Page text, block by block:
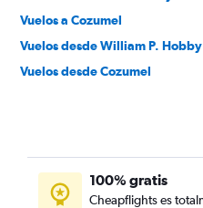
Vuelos a Cozumel
Vuelos desde William P. Hobby
Vuelos desde Cozumel
100% gratis
Cheapflights es